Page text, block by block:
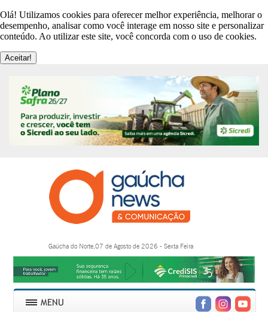
Olá! Utilizamos cookies para oferecer melhor experiência, melhorar o
desempenho, analisar como você interage em nosso site e personalizar
conteúdo. Ao utilizar este site, você concorda com o uso de cookies.
Aceitar!
Gaúcha do Norte,07 de Agosto de 2026 - Sexta Feira